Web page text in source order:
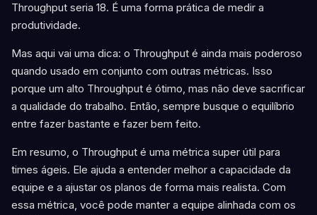
Throughput seria 18. É uma forma prática de medir a
produtividade.
Mas aqui vai uma dica: o Throughput é ainda mais poderoso
quando usado em conjunto com outras métricas. Isso
porque um alto Throughput é ótimo, mas não deve sacrificar
a qualidade do trabalho. Então, sempre busque o equilíbrio
entre fazer bastante e fazer bem feito.
Em resumo, o Throughput é uma métrica super útil para
times ágeis. Ele ajuda a entender melhor a capacidade da
equipe e a ajustar os planos de forma mais realista. Com
essa métrica, você pode manter a equipe alinhada com os